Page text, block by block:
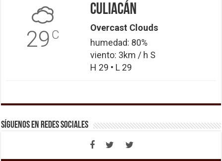
29 C
Culiacán
Overcast Clouds
humedad: 80%
viento: 3km / h S
H 29 • L 29
Síguenos en Redes Sociales